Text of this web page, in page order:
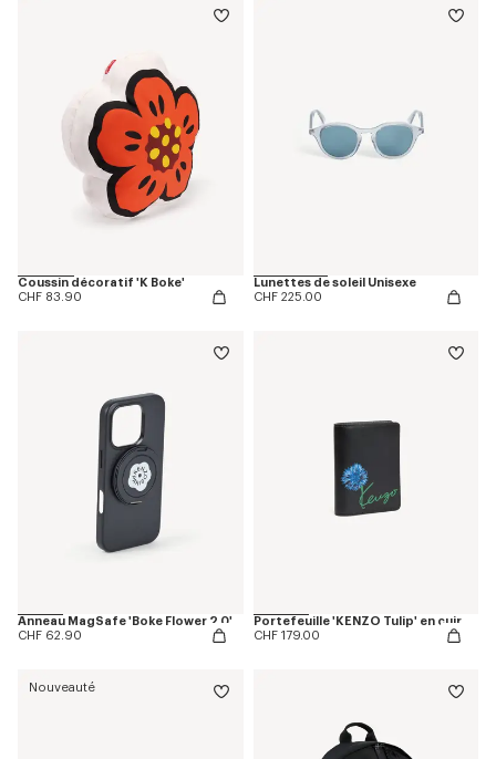
Coussin décoratif 'K Boke'
CHF 83.90
Lunettes de soleil Unisexe
CHF 225.00
Anneau MagSafe 'Boke Flower 2.0'
CHF 62.90
Portefeuille 'KENZO Tulip' en cuir
CHF 179.00
Nouveauté